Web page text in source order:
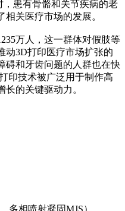
，患有骨骼和关节疾病的老
关医疗市场的发展。
万人，这一群体对假肢等
动3D打印医疗市场扩张的
碍和牙齿问题的人群也在快
印技术被广泛用于制作高
的关键驱动力。